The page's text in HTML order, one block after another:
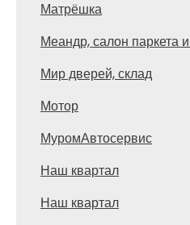
Матрёшка
Меандр, салон паркета
Мир дверей, склад
Мотор
МуромАвтосервис
Наш квартал
Наш квартал